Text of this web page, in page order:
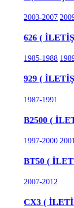
2003-2007
626 (
1985-1988
929 (
1987-1991
B2500 (
1997-2000
BT50 (
2007-2012
CX3 (